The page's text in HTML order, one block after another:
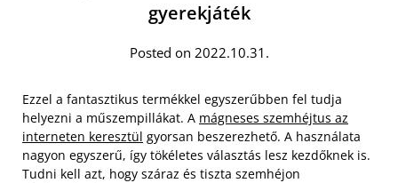
gyerekjáték
Posted on 2022.10.31.
Ezzel a fantasztikus termékkel egyszerűbben fel tudja
helyezni a műszempillákat. A mágneses szemhéjtus az
interneten keresztül gyorsan beszerezhető. A használata
nagyon egyszerű, így tökéletes választás lesz kezdőknek is.
Tudni kell azt, hogy száraz és tiszta szemhéjon